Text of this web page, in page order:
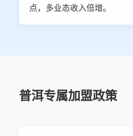
点，多业态收入倍增。
普洱专属加盟政策